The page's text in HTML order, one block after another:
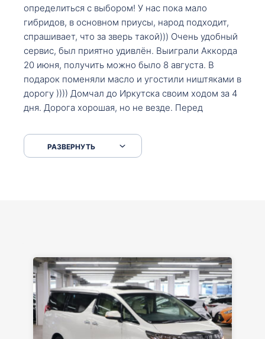
определиться с выбором! У нас пока мало
гибридов, в основном приусы, народ подходит,
спрашивает, что за зверь такой))) Очень удобный
сервис, был приятно удивлён. Выиграли Аккорда
20 июня, получить можно было 8 августа. В
подарок поменяли масло и угостили ништяками в
дорогу )))) Домчал до Иркутска своим ходом за 4
дня. Дорога хорошая, но не везде. Перед
серпантинах по пути следования.
РАЗВЕРНУТЬ